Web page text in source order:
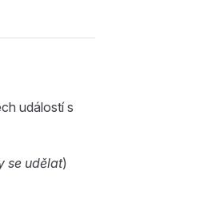
událostí s
se udělat)